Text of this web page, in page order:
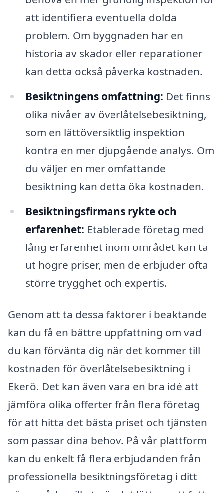
att identifiera eventuella dolda
problem. Om byggnaden har en
historia av skador eller reparationer
kan detta också påverka kostnaden.
Besiktningens omfattning: Det finns
olika nivåer av överlåtelsebesiktning,
som en lättöversiktlig inspektion
kontra en mer djupgående analys. Om
du väljer en mer omfattande
besiktning kan detta öka kostnaden.
Besiktningsfirmans rykte och
erfarenhet: Etablerade företag med
lång erfarenhet inom området kan ta
ut högre priser, men de erbjuder ofta
större trygghet och expertis.
Genom att ta dessa faktorer i beaktande
kan du få en bättre uppfattning om vad
du kan förvänta dig när det kommer till
kostnaden för överlåtelsebesiktning i
Ekerö. Det kan även vara en bra idé att
jämföra olika offerter från flera företag
för att hitta det bästa priset och tjänsten
som passar dina behov. På vår plattform
kan du enkelt få flera erbjudanden från
professionella besiktningsföretag i ditt